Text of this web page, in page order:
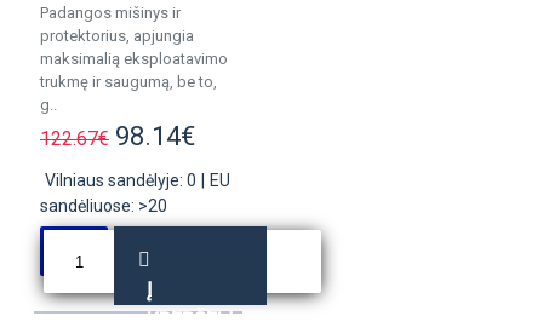
Padangos mišinys ir
protektorius, apjungia
maksimalią eksploatavimo
trukmę ir saugumą, be to,
g..
122.67€ 98.14€
Vilniaus sandėlyje: 0
EU
sandėliuose: >20
Į
KREPŠELĮ